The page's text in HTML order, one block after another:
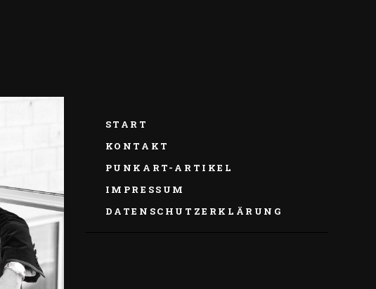
START
KONTAKT
PUNKART-ARTIKEL
IMPRESSUM
DATENSCHUTZERKLÄRUNG